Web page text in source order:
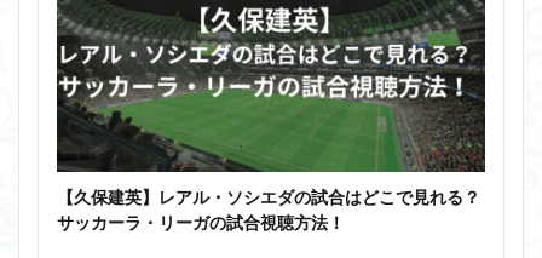
【久保建英】レアル・ソシエダの試合はどこで見れる？
サッカーラ・リーガの試合視聴方法！